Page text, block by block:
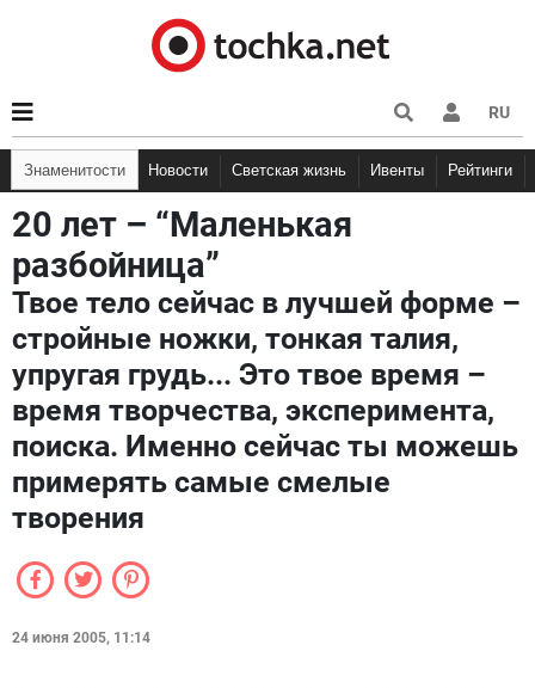
RU
Знаменитости Новости Светская жизнь Ивенты Рейтинги
20 лет – “Маленькая
разбойница”
Твое тело сейчас в лучшей форме –
стройные ножки, тонкая талия,
упругая грудь... Это твое время –
время творчества, эксперимента,
поиска. Именно сейчас ты можешь
примерять самые смелые
творения
24 июня 2005, 11:14